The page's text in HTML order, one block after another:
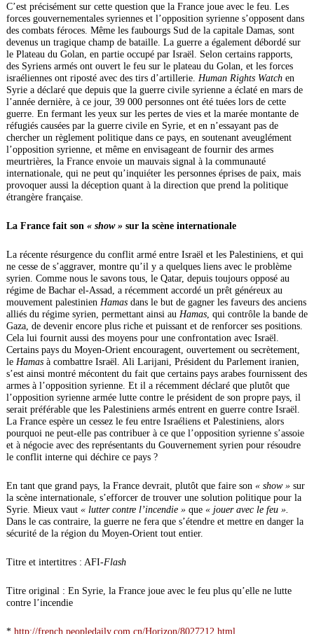
C’est précisément sur cette question que la France joue avec le feu. Les
forces gouvernementales syriennes et l’opposition syrienne s’opposent dans
des combats féroces. Même les faubourgs Sud de la capitale Damas, sont
devenus un tragique champ de bataille. La guerre a également débordé sur
le Plateau du Golan, en partie occupé par Israël. Selon certains rapports,
des Syriens armés ont ouvert le feu sur le plateau du Golan, et les forces
israéliennes ont riposté avec des tirs d’artillerie. Human Rights Watch en
Syrie a déclaré que depuis que la guerre civile syrienne a éclaté en mars de
l’année dernière, à ce jour, 39 000 personnes ont été tuées lors de cette
guerre. En fermant les yeux sur les pertes de vies et la marée montante de
réfugiés causées par la guerre civile en Syrie, et en n’essayant pas de
chercher un règlement politique dans ce pays, en soutenant aveuglément
l’opposition syrienne, et même en envisageant de fournir des armes
meurtrières, la France envoie un mauvais signal à la communauté
internationale, qui ne peut qu’inquiéter les personnes éprises de paix, mais
provoquer aussi la déception quant à la direction que prend la politique
étrangère française.
La France fait son « show » sur la scène internationale
La récente résurgence du conflit armé entre Israël et les Palestiniens, et qui
ne cesse de s’aggraver, montre qu’il y a quelques liens avec le problème
syrien. Comme nous le savons tous, le Qatar, depuis toujours opposé au
régime de Bachar el-Assad, a récemment accordé un prêt généreux au
mouvement palestinien Hamas dans le but de gagner les faveurs des anciens
alliés du régime syrien, permettant ainsi au Hamas , qui contrôle la bande de
Gaza, de devenir encore plus riche et puissant et de renforcer ses positions.
Cela lui fournit aussi des moyens pour une confrontation avec Israël.
Certains pays du Moyen-Orient encouragent, ouvertement ou secrètement,
le Hamas à combattre Israël. Ali Larijani, Président du Parlement iranien,
s’est ainsi montré mécontent du fait que certains pays arabes fournissent des
armes à l’opposition syrienne. Et il a récemment déclaré que plutôt que
l’opposition syrienne armée lutte contre le président de son propre pays, il
serait préférable que les Palestiniens armés entrent en guerre contre Israël.
La France espère un cessez le feu entre Israéliens et Palestiniens, alors
pourquoi ne peut-elle pas contribuer à ce que l’opposition syrienne s’assoie
et à négocie avec des représentants du Gouvernement syrien pour résoudre
le conflit interne qui déchire ce pays ?
En tant que grand pays, la France devrait, plutôt que faire son « show » sur
la scène internationale, s’efforcer de trouver une solution politique pour la
Syrie. Mieux vaut « lutter contre l’incendie » que « jouer avec le feu ».
Dans le cas contraire, la guerre ne fera que s’étendre et mettre en danger la
sécurité de la région du Moyen-Orient tout entier.
Titre et intertitres : AFI-Flash
Titre original : En Syrie, la France joue avec le feu plus qu’elle ne lutte
contre l’incendie
* http://french.peopledaily.com.cn/Horizon/8027212.html